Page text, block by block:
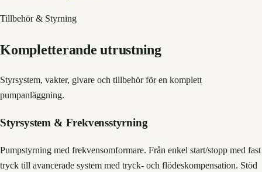
Tillbehör & Styrning
Kompletterande utrustning
Styrsystem, vakter, givare och tillbehör för en komplett
pumpanläggning.
Styrsystem & Frekvensstyrning
Pumpstyrning med frekvensomformare. Från enkel start/stopp med fast
tryck till avancerade system med tryck- och flödeskompensation. Stöd